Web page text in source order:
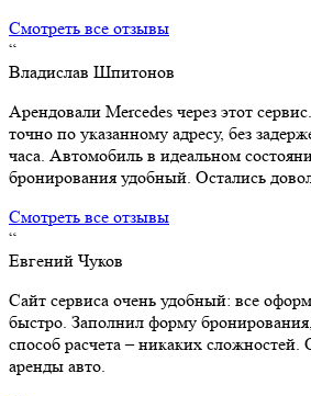
Смотреть все отзывы
“
Владислав Шпитонов
Арендовали Mercedes через этот
точно по указанному адресу, без
часа. Автомобиль в идеальном
бронирования удобный. Остались
Смотреть все отзывы
“
Евгений Чуков
Сайт сервиса очень удобный: все
быстро. Заполнил форму
способ расчета – никаких
аренды авто.